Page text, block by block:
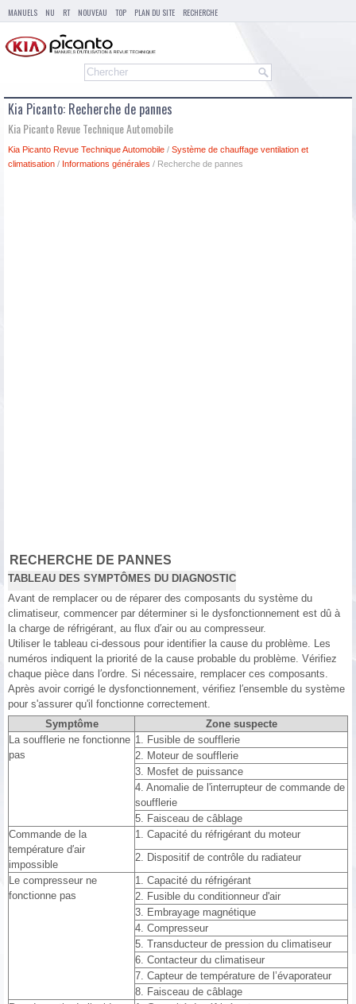
MANUELS NU RT NOUVEAU TOP PLAN DU SITE RECHERCHE
Kia Picanto: Recherche de pannes
Kia Picanto Revue Technique Automobile
Kia Picanto Revue Technique Automobile / Système de chauffage ventilation et
climatisation / Informations générales / Recherche de pannes
RECHERCHE DE PANNES
TABLEAU DES SYMPTÔMES DU DIAGNOSTIC
Avant de remplacer ou de réparer des composants du système du
climatiseur, commencer par déterminer si le dysfonctionnement est dû à
la charge de réfrigérant, au flux d′air ou au compresseur.
Utiliser le tableau ci-dessous pour identifier la cause du problème. Les
numéros indiquent la priorité de la cause probable du problème. Vérifiez
chaque pièce dans l′ordre. Si nécessaire, remplacer ces composants.
Après avoir corrigé le dysfonctionnement, vérifiez l′ensemble du système
pour s'assurer qu'il fonctionne correctement.
Symptôme
Zone suspecte
La soufflerie ne fonctionne
pas
1. Fusible de soufflerie
2. Moteur de soufflerie
3. Mosfet de puissance
4. Anomalie de l'interrupteur de commande de
soufflerie
5. Faisceau de câblage
Commande de la
température d′air
impossible
1. Capacité du réfrigérant du moteur
2. Dispositif de contrôle du radiateur
Le compresseur ne
fonctionne pas
1. Capacité du réfrigérant
2. Fusible du conditionneur d'air
3. Embrayage magnétique
4. Compresseur
5. Transducteur de pression du climatiseur
6. Contacteur du climatiseur
7. Capteur de température de l’évaporateur
8. Faisceau de câblage